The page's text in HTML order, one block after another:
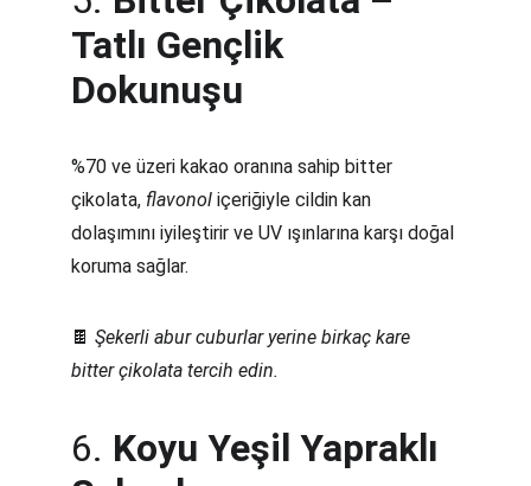
Tatlı Gençlik
Dokunuşu
%70 ve üzeri kakao oranına sahip bitter
çikolata, flavonol içeriğiyle cildin kan
dolaşımını iyileştirir ve UV ışınlarına karşı doğal
koruma sağlar.
🍫 Şekerli abur cuburlar yerine birkaç kare
bitter çikolata tercih edin.
6. Koyu Yeşil Yapraklı